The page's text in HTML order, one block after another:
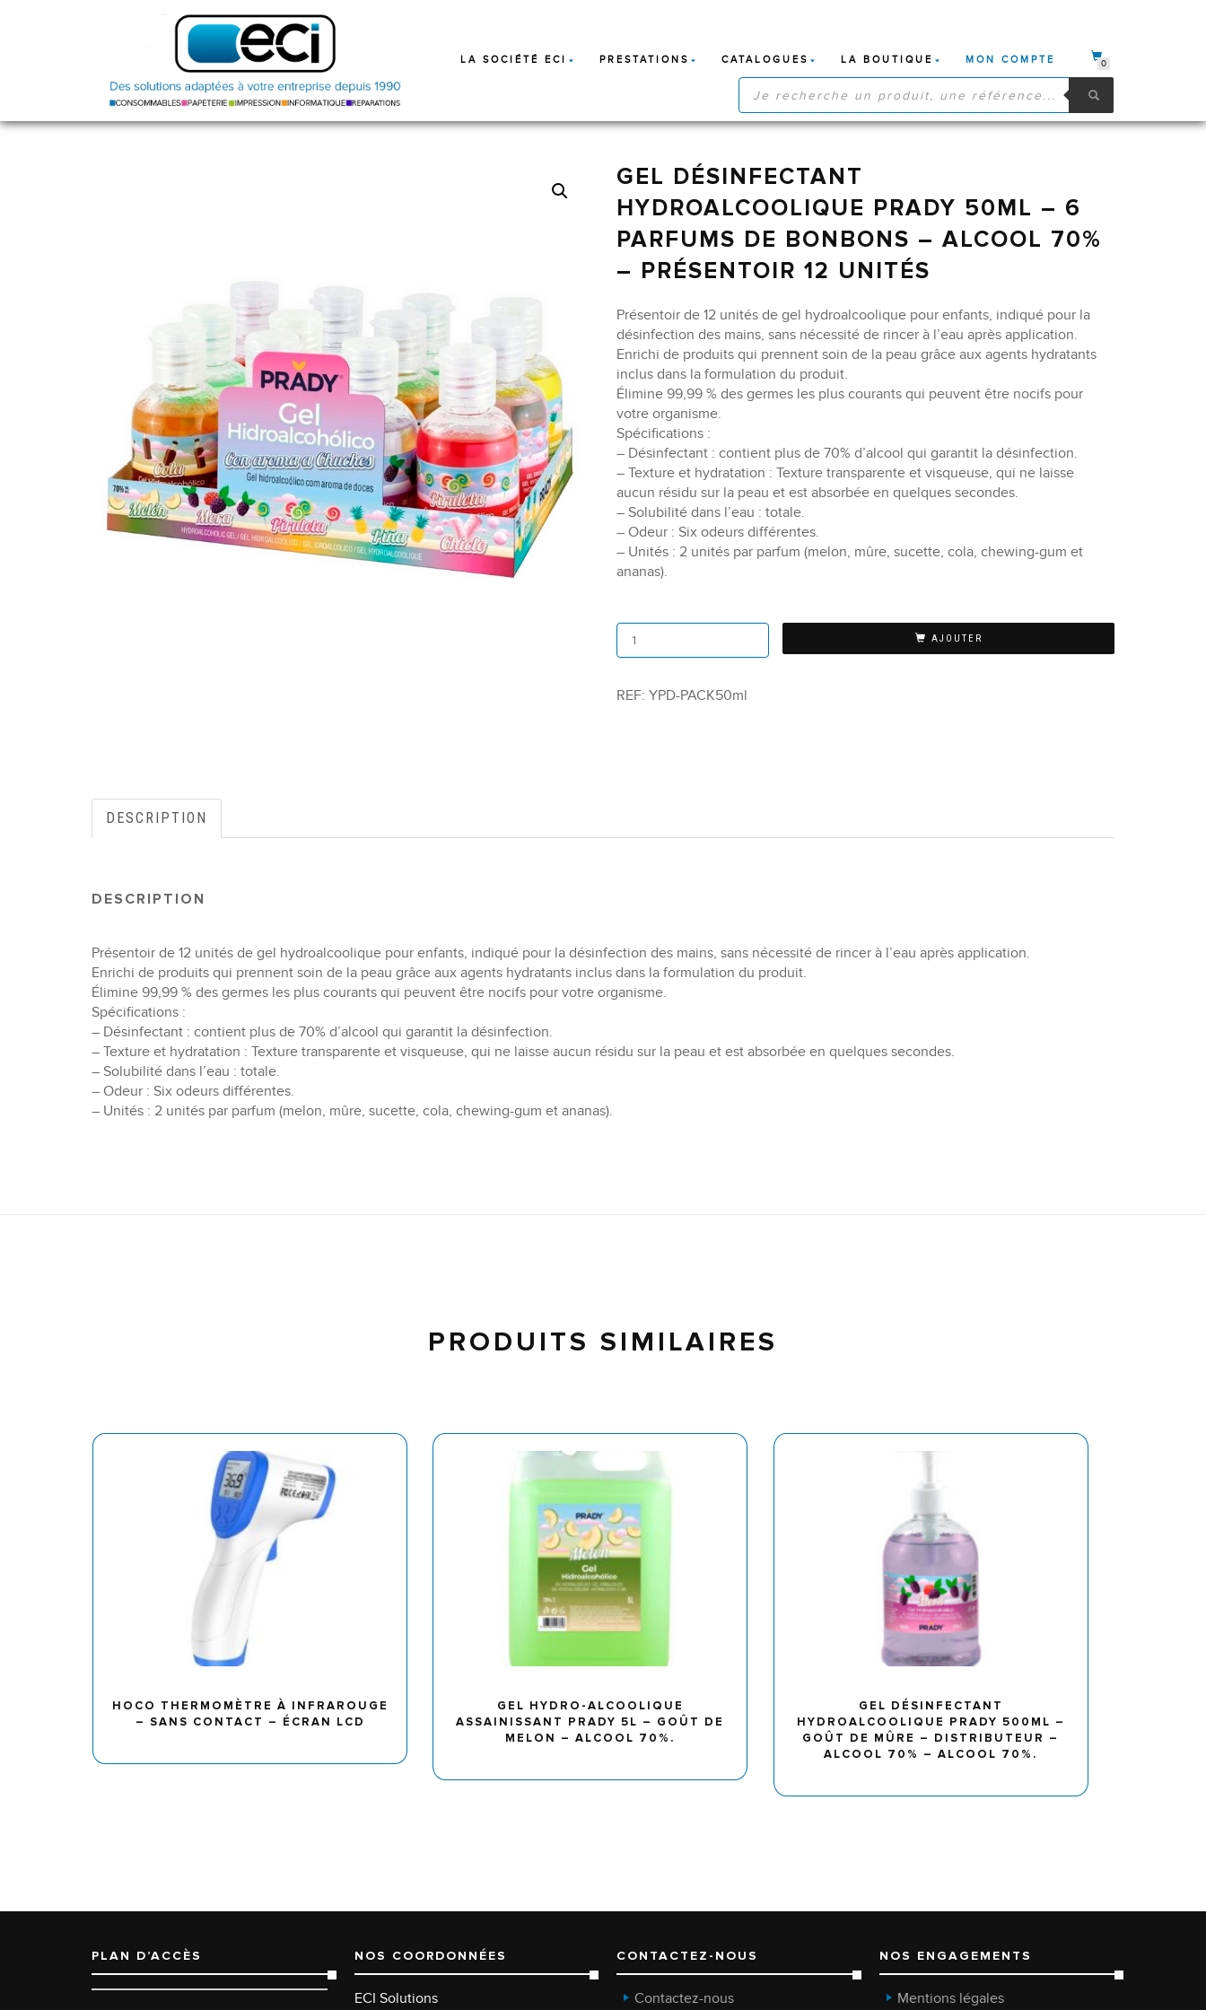
LA SOCIÉTÉ ECI PRESTATIONS CATALOGUES LA BOUTIQUE
MON COMPTE
RECHERCHE
DE
PRODUITS
0
GEL DÉSINFECTANT
HYDROALCOOLIQUE PRADY 50ML – 6
PARFUMS DE BONBONS – ALCOOL 70%
– PRÉSENTOIR 12 UNITÉS
Présentoir de 12 unités de gel hydroalcoolique pour enfants, indiqué pour la
désinfection des mains, sans nécessité de rincer à l’eau après application.
Enrichi de produits qui prennent soin de la peau grâce aux agents hydratants
inclus dans la formulation du produit.
Élimine 99,99 % des germes les plus courants qui peuvent être nocifs pour
votre organisme.
Spécifications :
– Désinfectant : contient plus de 70% d’alcool qui garantit la désinfection.
– Texture et hydratation : Texture transparente et visqueuse, qui ne laisse
aucun résidu sur la peau et est absorbée en quelques secondes.
– Solubilité dans l’eau : totale.
– Odeur : Six odeurs différentes.
– Unités : 2 unités par parfum (melon, mûre, sucette, cola, chewing-gum et
ananas).
AJOUTER
REF: YPD-PACK50ml
DESCRIPTION
DESCRIPTION
Présentoir de 12 unités de gel hydroalcoolique pour enfants, indiqué pour la désinfection des mains, sans nécessité de rincer à l’eau après application.
Enrichi de produits qui prennent soin de la peau grâce aux agents hydratants inclus dans la formulation du produit.
Élimine 99,99 % des germes les plus courants qui peuvent être nocifs pour votre organisme.
Spécifications :
– Désinfectant : contient plus de 70% d’alcool qui garantit la désinfection.
– Texture et hydratation : Texture transparente et visqueuse, qui ne laisse aucun résidu sur la peau et est absorbée en quelques secondes.
– Solubilité dans l’eau : totale.
– Odeur : Six odeurs différentes.
– Unités : 2 unités par parfum (melon, mûre, sucette, cola, chewing-gum et ananas).
PRODUITS SIMILAIRES
HOCO THERMOMÈTRE À INFRAROUGE
– SANS CONTACT – ÉCRAN LCD
GEL HYDRO-ALCOOLIQUE
ASSAINISSANT PRADY 5L – GOÛT DE
MELON – ALCOOL 70%.
GEL DÉSINFECTANT
HYDROALCOOLIQUE PRADY 500ML –
GOÛT DE MÛRE – DISTRIBUTEUR –
ALCOOL 70% – ALCOOL 70%.
PLAN D’ACCÈS NOS COORDONNÉES
ECI Solutions
CONTACTEZ-NOUS
Contactez-nous
NOS ENGAGEMENTS
Mentions légales